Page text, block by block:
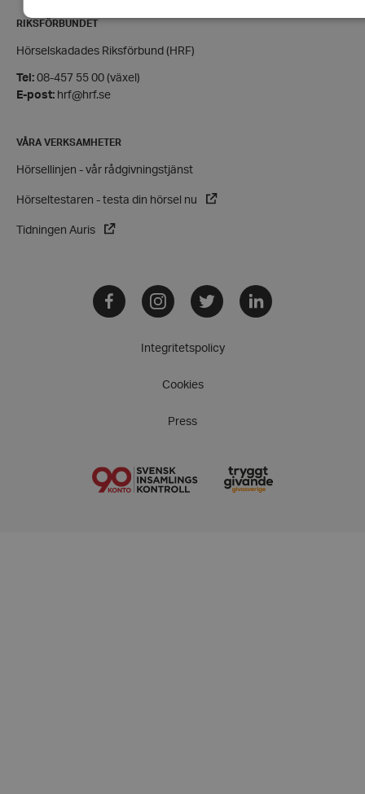
RIKSFÖRBUNDET
Hörselskadades Riksförbund (HRF)
Tel: 08-457 55 00 (växel)
E-post: hrf@hrf.se
VÅRA VERKSAMHETER
Hörsellinjen - vår rådgivningstjänst
Hörseltestaren - testa din hörsel nu
Tidningen Auris
FacebookInstagramTwitter LinkedIn
Integritetspolicy
Cookies
Press
Strikt nödvändigt Prestanda
Strikt nödvändiga kakor tillåter kärnwebbplatsfunktioner som
användarinloggning och kontohantering. Webbplatsen kan inte
Namn
hrf-popup-closed-*
wordpress_test_cookie